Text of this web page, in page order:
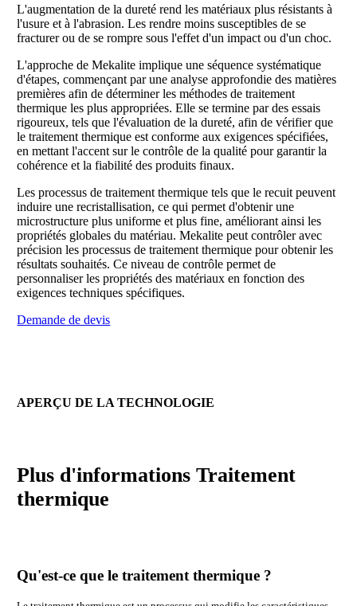
L'augmentation de la dureté rend les matériaux plus résistants à
l'usure et à l'abrasion. Les rendre moins susceptibles de se
fracturer ou de se rompre sous l'effet d'un impact ou d'un choc.
L'approche de Mekalite implique une séquence systématique
d'étapes, commençant par une analyse approfondie des matières
premières afin de déterminer les méthodes de traitement
thermique les plus appropriées. Elle se termine par des essais
rigoureux, tels que l'évaluation de la dureté, afin de vérifier que
le traitement thermique est conforme aux exigences spécifiées,
en mettant l'accent sur le contrôle de la qualité pour garantir la
cohérence et la fiabilité des produits finaux.
Les processus de traitement thermique tels que le recuit peuvent
induire une recristallisation, ce qui permet d'obtenir une
microstructure plus uniforme et plus fine, améliorant ainsi les
propriétés globales du matériau. Mekalite peut contrôler avec
précision les processus de traitement thermique pour obtenir les
résultats souhaités. Ce niveau de contrôle permet de
personnaliser les propriétés des matériaux en fonction des
exigences techniques spécifiques.
Demande de devis
APERÇU DE LA TECHNOLOGIE
Plus d'informations Traitement
thermique
Qu'est-ce que le traitement thermique ?